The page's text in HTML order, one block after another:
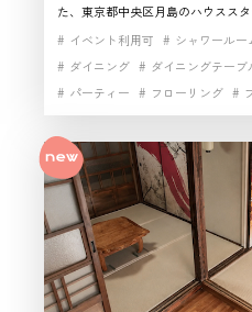
た、東京都中央区月島のハウスス
子、畳、ちゃぶ台、ダイニングキ
の下町、家族の日常を自然に表現
自然光が入る2階を使い分けられ、
レ、インタビュー、ドラマ、CMな
徒歩3分とアクセスも良く、古民
方におすすめの中央区の撮影スタジ
イベント利用可 シャワールー
ダイニング
ダイニングテーブ
パーティー
フローリング
マルチスペース
ムービー撮影
小物撮影
手すり 日本家屋
昭和レトロ家具
歴史的建築
白壁
自然光 路面スタジオ
駅近
高速インターネット